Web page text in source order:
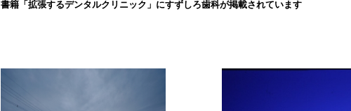
書籍「拡張するデンタルクリニック」にすずしろ歯科が掲載されています